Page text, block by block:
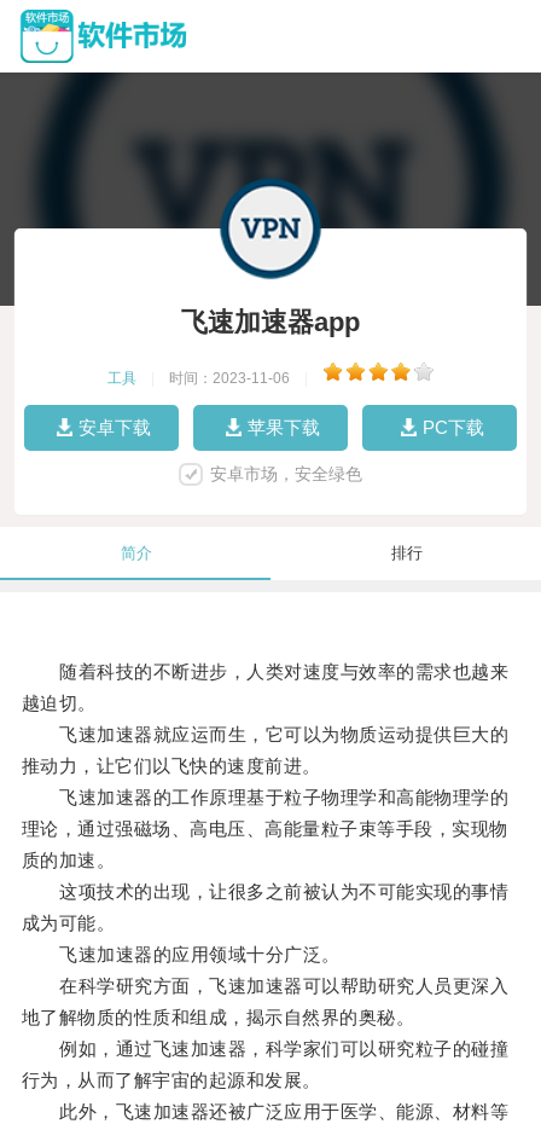
飞速加速器app
工具 时间：2023-11-06
安卓下载 苹果下载 PC下载
安卓市场，安全绿色
简介 排行
随着科技的不断进步，人类对速度与效率的需求也越来
越迫切。
飞速加速器就应运而生，它可以为物质运动提供巨大的
推动力，让它们以飞快的速度前进。
飞速加速器的工作原理基于粒子物理学和高能物理学的
理论，通过强磁场、高电压、高能量粒子束等手段，实现物
质的加速。
这项技术的出现，让很多之前被认为不可能实现的事情
成为可能。
飞速加速器的应用领域十分广泛。
在科学研究方面，飞速加速器可以帮助研究人员更深入
地了解物质的性质和组成，揭示自然界的奥秘。
例如，通过飞速加速器，科学家们可以研究粒子的碰撞
行为，从而了解宇宙的起源和发展。
此外，飞速加速器还被广泛应用于医学、能源、材料等